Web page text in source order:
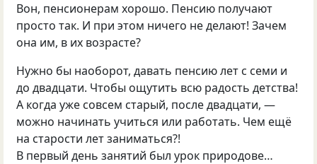
Вон, пенсионерам хорошо. Пенсию получают
просто так. И при этом ничего не делают! Зачем
она им, в их возрасте?
Нужно бы наоборот, давать пенсию лет с семи и
до двадцати. Чтобы ощутить всю радость детства!
А когда уже совсем старый, после двадцати, —
можно начинать учиться или работать. Чем ещё
на старости лет заниматься?!
В первый день занятий был урок природове…